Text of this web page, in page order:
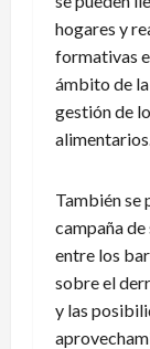
hogares y
formativas
ámbito de
gestión de
También se
campaña
entre los
sobre el
y las